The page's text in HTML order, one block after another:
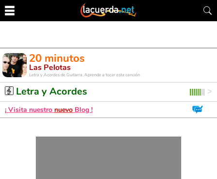
20 minutos
Las Pelotas
Letra y Acordes de Guitarra. Aprende a tocar esta canción
Letra y Acordes
¡ Visita nuestro nuevo Blog !